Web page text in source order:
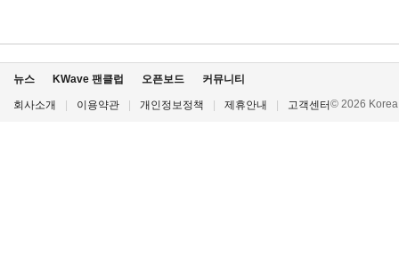
뉴스 KWave 팬클럽 오픈보드 커뮤니티
회사소개 이용약관 개인정보정책 제휴안내 고객센터© 2026